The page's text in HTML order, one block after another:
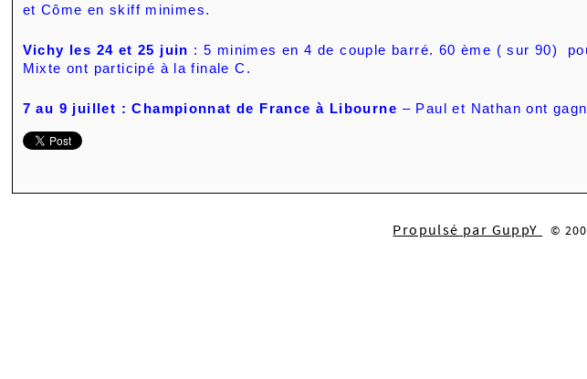
et Côme en skiff minimes.
Vichy les 24 et 25 juin : 5 minimes en 4 de couple barré. 60 ème ( sur 90)
Mixte ont participé à la finale C.
7 au 9 juillet : Championnat de France à Libourne – Paul et Nathan ont
Propulsé par GuppY ©